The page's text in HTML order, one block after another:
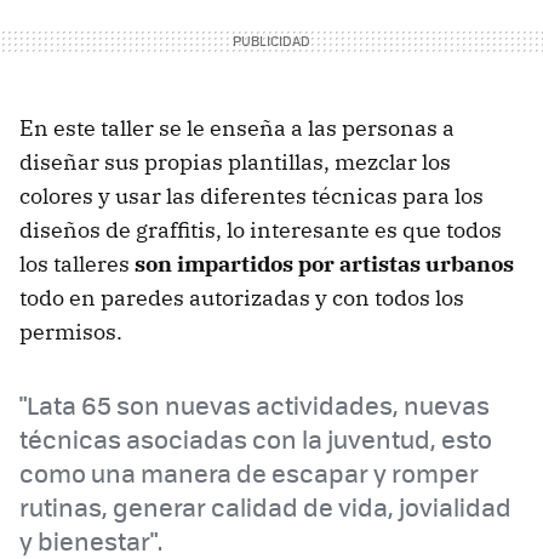
En este taller se le enseña a las personas a
diseñar sus propias plantillas, mezclar los
colores y usar las diferentes técnicas para los
diseños de graffitis, lo interesante es que todos
los talleres son impartidos por artistas urbanos
todo en paredes autorizadas y con todos los
permisos.
"Lata 65 son nuevas actividades, nuevas
técnicas asociadas con la juventud, esto
como una manera de escapar y romper
rutinas, generar calidad de vida, jovialidad
y bienestar".